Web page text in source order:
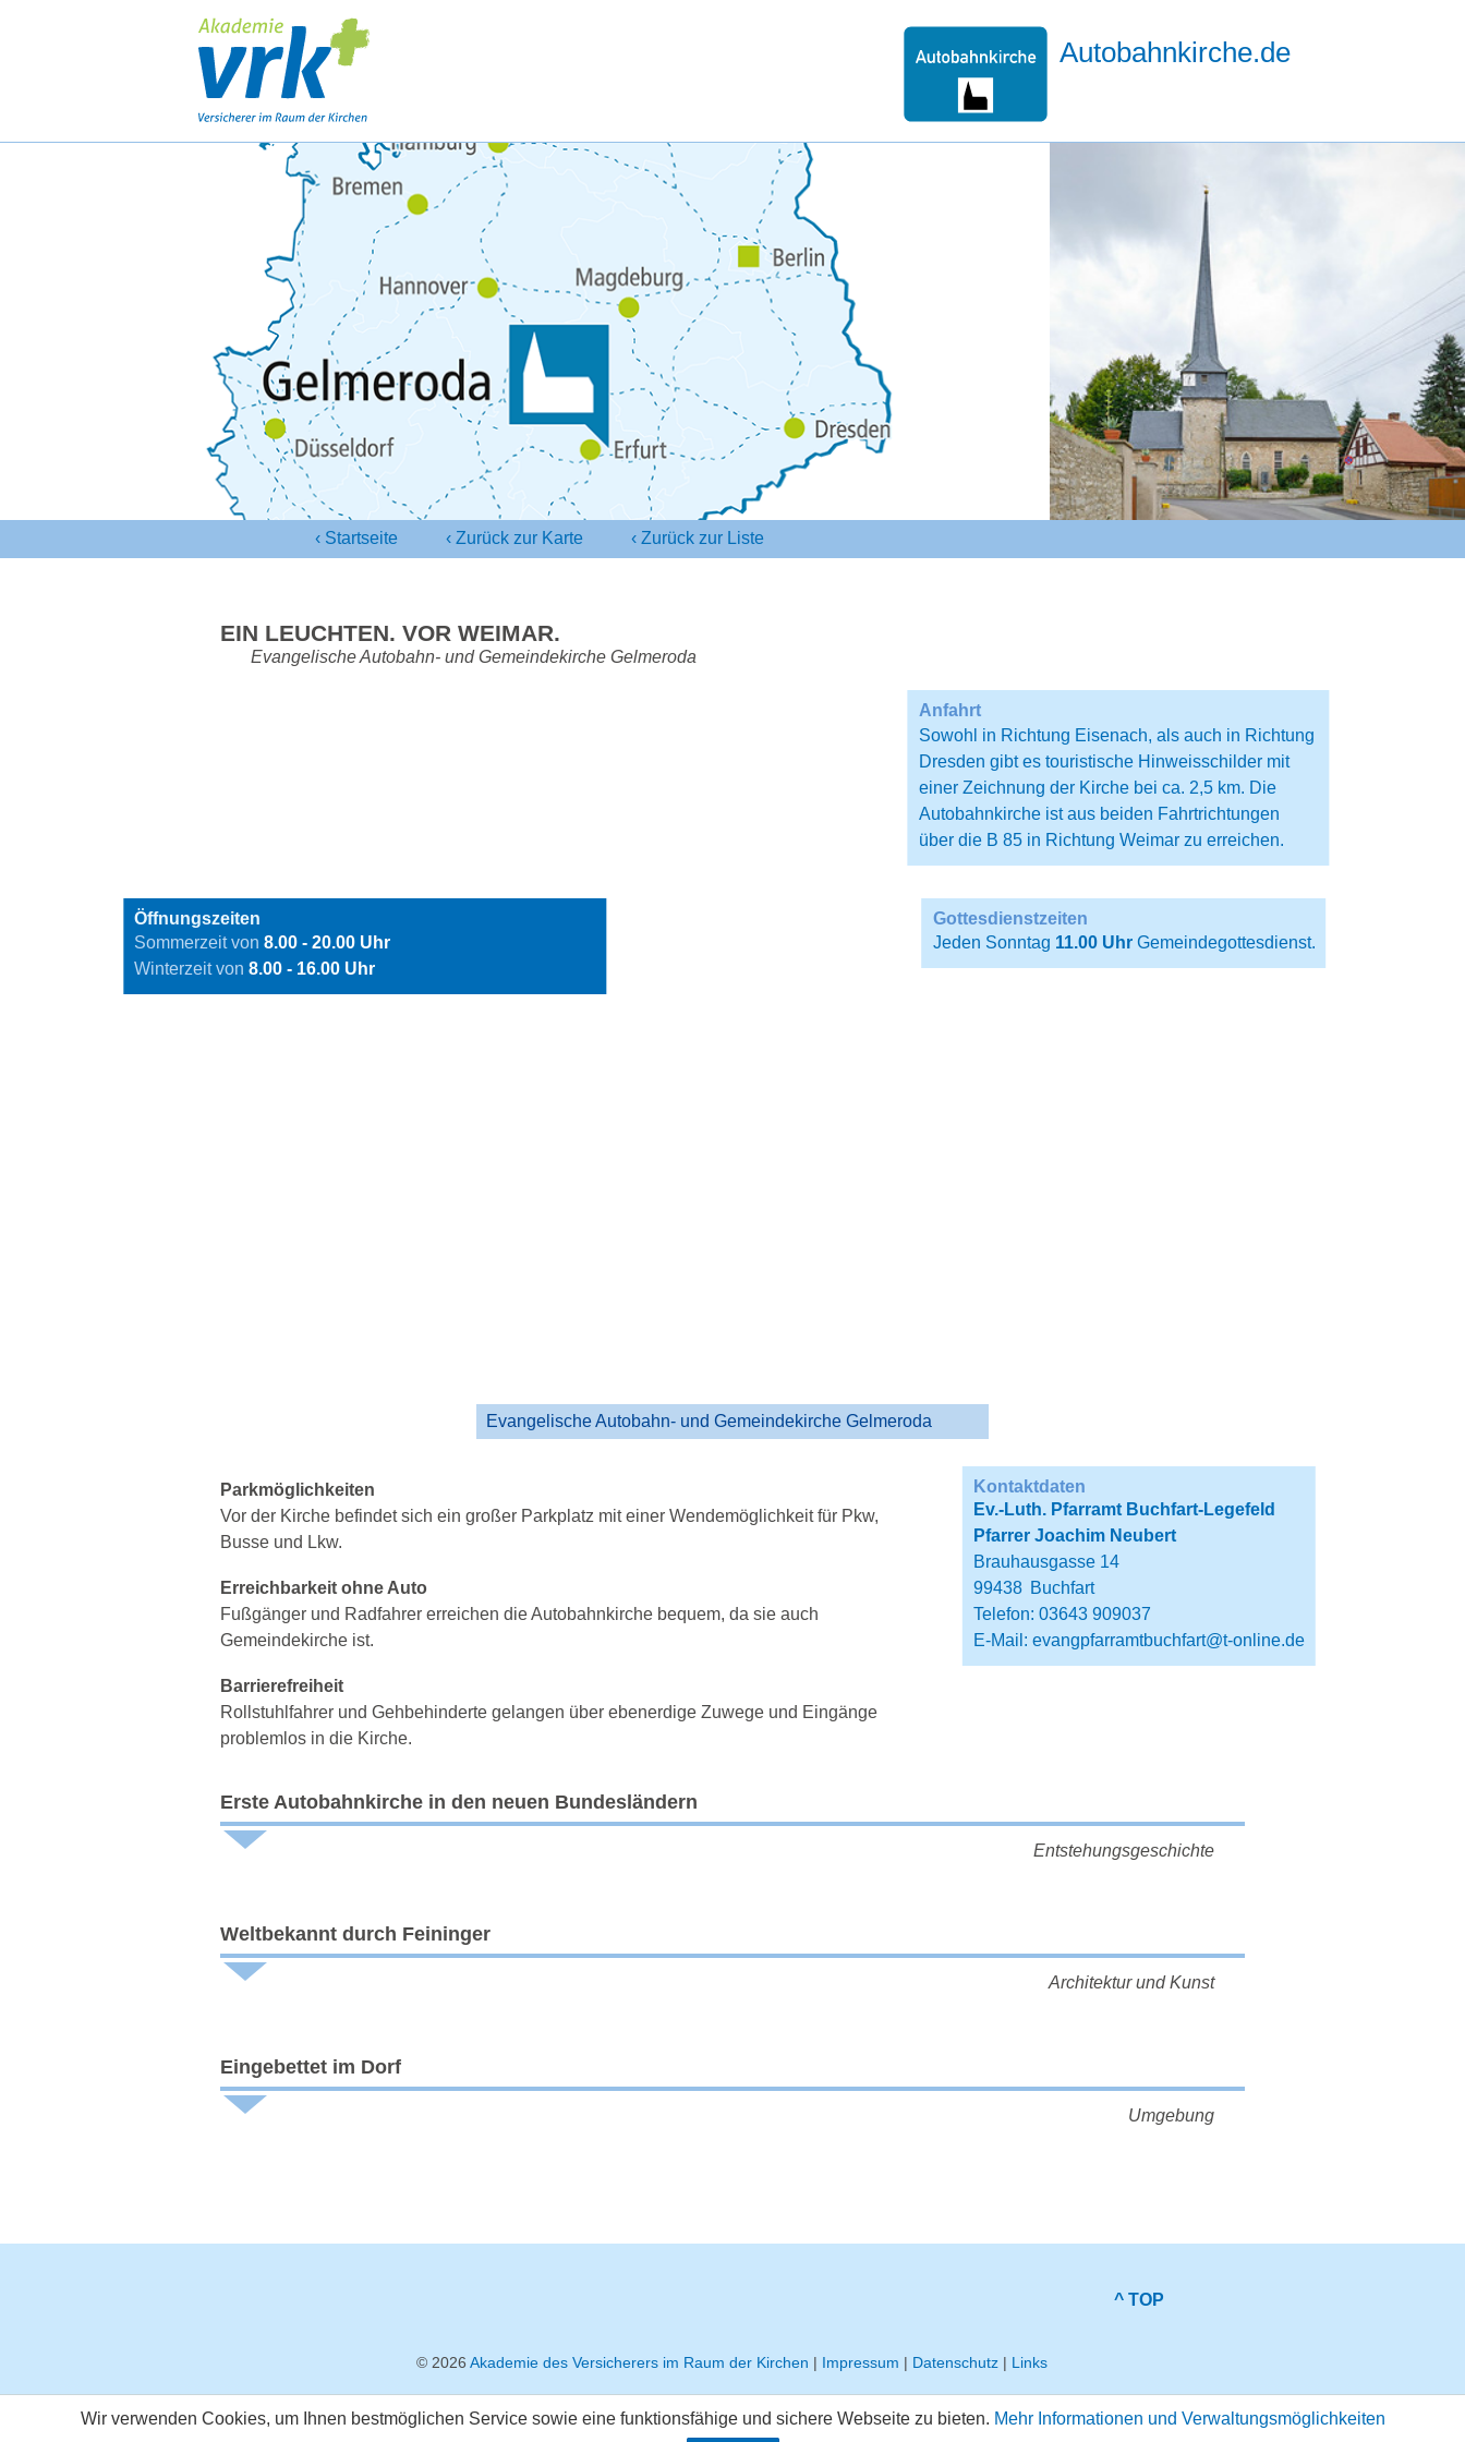
Autobahnkirche.de
‹ Startseite ‹ Zurück zurKarte ‹ Zurück zurListe
EIN LEUCHTEN. VOR WEIMAR.
Evangelische Autobahn- und Gemeindekirche Gelmeroda
Anfahrt
Sowohl in Richtung Eisenach, als auch in Richtung
Dresden gibt es touristische Hinweisschilder mit
einer Zeichnung der Kirche bei ca. 2,5 km. Die
Autobahnkirche ist aus beiden Fahrtrichtungen
über die B 85 in Richtung Weimar zu erreichen.
Öffnungszeiten
Sommerzeit von 8.00 - 20.00 Uhr
Winterzeit von 8.00 - 16.00 Uhr
Gottesdienstzeiten
Jeden Sonntag 11.00 Uhr Gemeindegottesdienst.
Evangelische Autobahn- und Gemeindekirche Gelmeroda
Parkmöglichkeiten
Vor der Kirche befindet sich ein großer Parkplatz mit einer Wendemöglichkeit für Pkw,
Busse und Lkw.
Erreichbarkeit ohne Auto
Fußgänger und Radfahrer erreichen die Autobahnkirche bequem, da sie auch
Gemeindekirche ist.
Barrierefreiheit
Rollstuhlfahrer und Gehbehinderte gelangen über ebenerdige Zuwege und Eingänge
problemlos in die Kirche.
Kontaktdaten
Ev.-Luth. Pfarramt Buchfart-Legefeld
Pfarrer Joachim Neubert
Brauhausgasse 14
99438 Buchfart
Telefon: 03643 909037
E-Mail:evangpfarramtbuchfart@t-online.de
Erste Autobahnkirche in den neuen Bundesländern
Entstehungsgeschichte
Weltbekannt durch Feininger
Architektur und Kunst
Eingebettet im Dorf
Umgebung
^ TOP
© 2026Akademie des Versicherers im Raum der Kirchen | Impressum | Datenschutz | Links
Wir verwenden Cookies, um Ihnen bestmöglichen Service sowie eine funktionsfähige und sichere Webseite zu bieten. Mehr Informationen und Verwaltungsmöglichkeiten